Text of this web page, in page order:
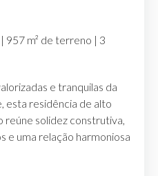
957 m² de terreno | 3
e tranquilas da
esta residência de alto
solidez construtiva,
e uma relação harmoniosa